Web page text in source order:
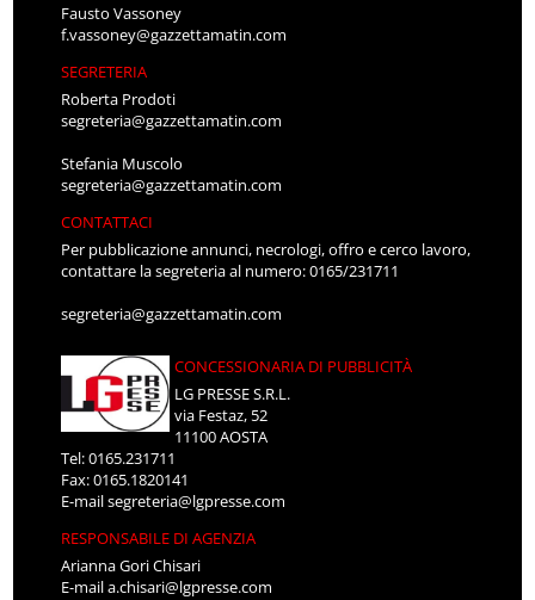
Fausto Vassoney
f.vassoney@gazzettamatin.com
SEGRETERIA
Roberta Prodoti
segreteria@gazzettamatin.com
Stefania Muscolo
segreteria@gazzettamatin.com
CONTATTACI
Per pubblicazione annunci, necrologi, offro e cerco lavoro,
contattare la segreteria al numero: 0165/231711
segreteria@gazzettamatin.com
CONCESSIONARIA DI PUBBLICITÀ
LG PRESSE S.R.L.
via Festaz, 52
11100 AOSTA
Tel: 0165.231711
Fax: 0165.1820141
E-mailsegreteria@lgpresse.com
RESPONSABILE DI AGENZIA
Arianna Gori Chisari
E-maila.chisari@lgpresse.com